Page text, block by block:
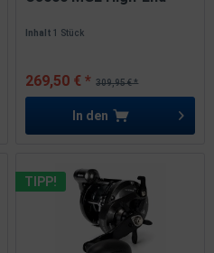
Inhalt1 Stück
309,95 € *
269,50 € *
In den
TIPP!